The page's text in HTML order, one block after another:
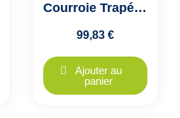
Courroie Trapézoïdale Jumelée 2A120 A3048 - Optibelt KB VB - 2 Brins
99,83 €
Ajouter au
panier